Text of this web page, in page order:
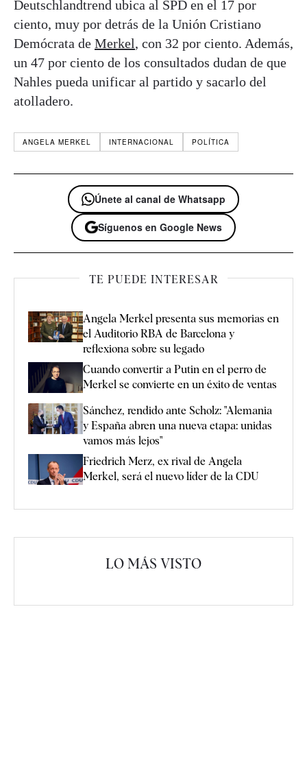
Deutschlandtrend ubica al SPD en el 17 por
ciento, muy por detrás de la Unión Cristiano
Demócrata de Merkel, con 32 por ciento. Además,
un 47 por ciento de los consultados dudan de que
Nahles pueda unificar al partido y sacarlo del
atolladero.
ANGELA MERKEL INTERNACIONAL POLÍTICA
Únete al canal de Whatsapp
Síguenos en Google News
TE PUEDE INTERESAR
Angela Merkel presenta sus memorias en
el Auditorio RBA de Barcelona y
reflexiona sobre su legado
Cuando convertir a Putin en el perro de
Merkel se convierte en un éxito de ventas
Sánchez, rendido ante Scholz: "Alemania
y España abren una nueva etapa: unidas
vamos más lejos"
Friedrich Merz, ex rival de Angela
Merkel, será el nuevo líder de la CDU
LO MÁS VISTO